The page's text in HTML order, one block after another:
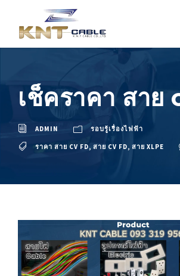
เช็คราคา สาย
ADMIN รอบรู้เรื่องไฟฟ้า
ราคา สาย CV FD, สาย CV FD, สาย XLPE